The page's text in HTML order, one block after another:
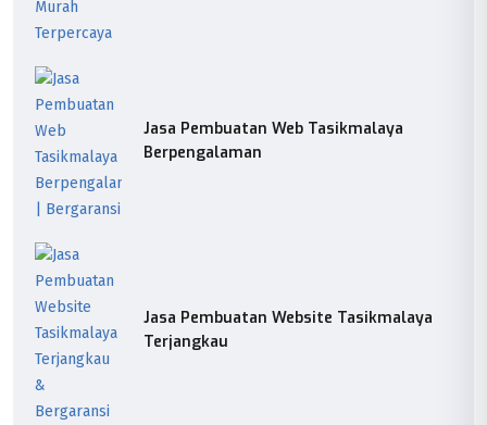
Jasa Pembuatan Web Tasikmalaya
Berpengalaman
Jasa Pembuatan Website Tasikmalaya
Terjangkau